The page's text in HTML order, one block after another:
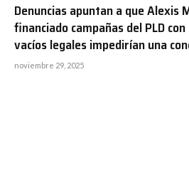
Denuncias apuntan a que Alexis
financiado campañas del PLD
vacíos legales impedirían una
noviembre 29, 2025